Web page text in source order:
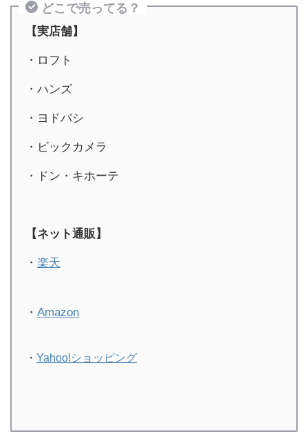
どこで売ってる？
【実店舗】
・ロフト
・ハンズ
・ヨドバシ
・ビックカメラ
・ドン・キホーテ
【ネット通販】
・ 楽天
・ Amazon
・ Yahoo!ショッピング